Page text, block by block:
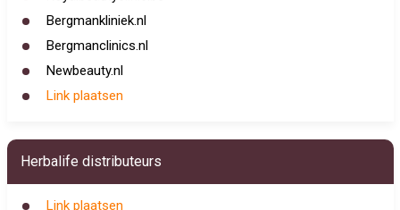
Bergmankliniek.nl
Bergmanclinics.nl
Newbeauty.nl
Link plaatsen
Herbalife distributeurs
Link plaatsen